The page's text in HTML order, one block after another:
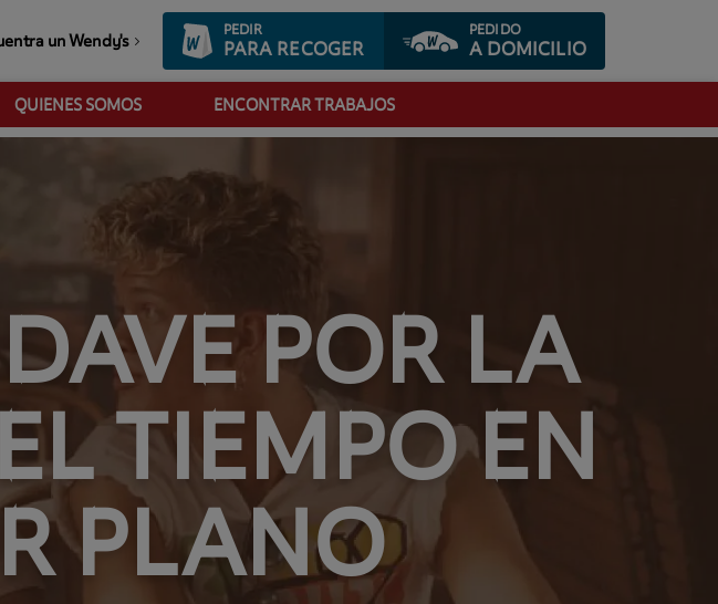
un Wendy's
PEDIR
PARA RECOGER
PEDIDO
A DOMICILIO
QUIENES SOMOS ENCONTRAR TRABAJOS
POR LA
TIEMPO EN
PLANO